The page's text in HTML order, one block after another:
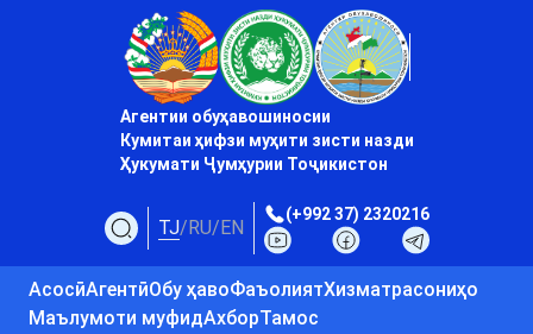
Агентии обуҳавошиносии
Кумитаи ҳифзи муҳити зисти назди
Ҳукумати Ҷумҳурии Тоҷикистон
TJ/RU/EN
(+992 37) 2320216
АсосӣАгентӣОбу ҳавоФаъолиятХизматрасониҳо
Маълумоти муфидАхборТамос